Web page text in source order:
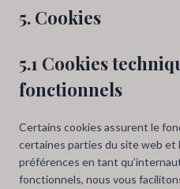
5. Cookies
5.1 Cookies
fonctionnels
Certains cookies assurent le
certaines parties du site web et
préférences en tant
fonctionnels, nous vous